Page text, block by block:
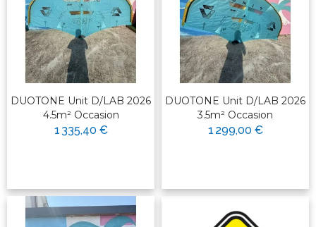
DUOTONE Unit D/LAB 2026
4.5m² Occasion
1 335,40 €
DUOTONE Unit D/LAB 2026
3.5m² Occasion
1 299,00 €